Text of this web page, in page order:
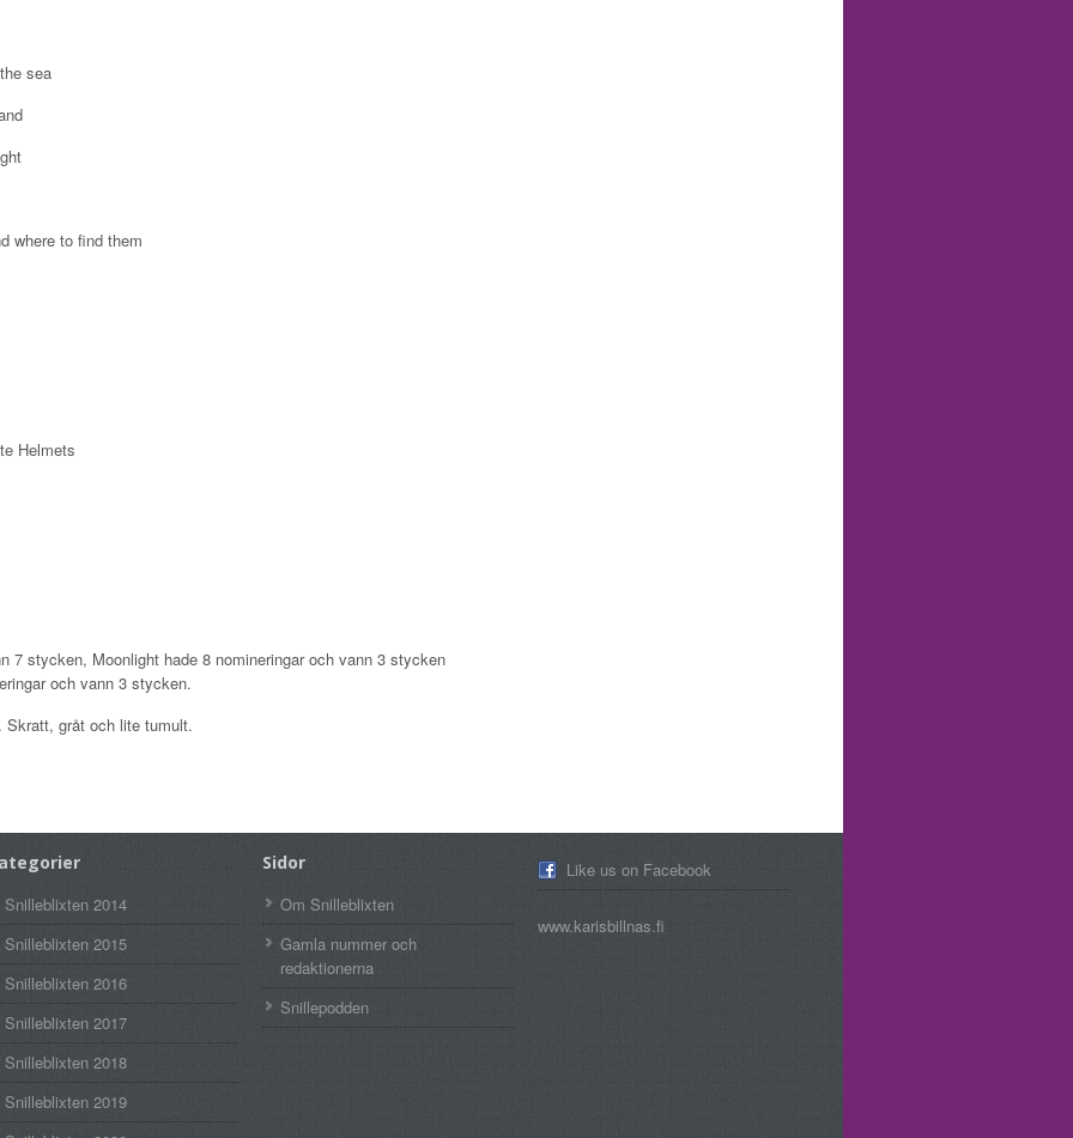
sea
where to find them
Helmets
7 stycken, Moonlight hade 8 nomineringar och vann 3 stycken
och vann 3 stycken.
Skratt, gråt och lite tumult.
Snilleblixten 2014
Snilleblixten 2015
Snilleblixten 2016
Snilleblixten 2017
Snilleblixten 2018
Snilleblixten 2019
Sidor
Om Snilleblixten
Gamla nummer och
redaktionerna
Snillepodden
Like us on Facebook
www.karisbillnas.fi